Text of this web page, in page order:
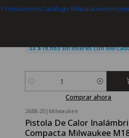
PromocionesCatálogo Milwaukee
Madera 10 Pulgadas 24
3x $16.663 sin interés con
Cantidad
Comprar ahora
2688-20| Milwaukee
Pistola De Calor
Compacta Milwaukee